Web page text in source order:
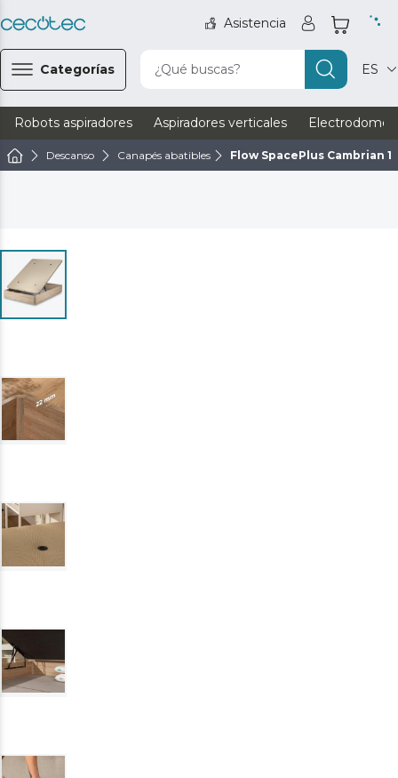
Asistencia
Categorías ¿Qué buscas? ES
Robots aspiradores Aspiradores verticales
Descanso Canapés abatibles Flow SpacePlus Cambrian